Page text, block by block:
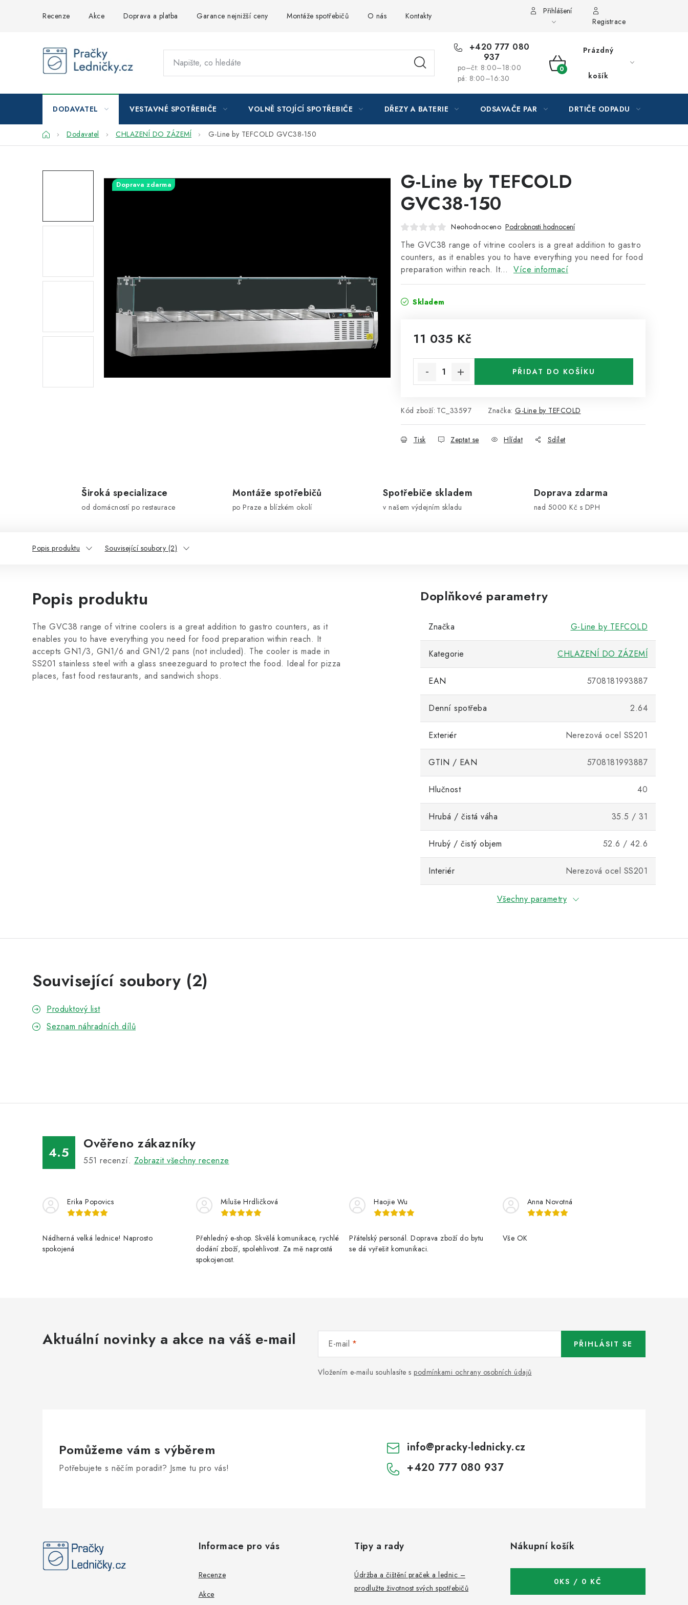
Recenze Akce Doprava a platba Garance nejnižší ceny Montáže spotřebičů O nás Kontakty
Přihlášení
Registrace
+420 777 080
937
po–čt: 8:00–18:00
pá: 8:00–16:30
NÁKUPNÍ
Prázdný
košík
DODAVATEL VESTAVNÉ SPOTŘEBIČE VOLNĚ STOJÍCÍ SPOTŘEBIČE DŘEZY A BATERIE ODSAVAČE PAR DRTIČE ODPADU
DomůDodavatel CHLAZENÍ DO ZÁZEMÍ G-Line by TEFCOLD GVC38-150
G-Line by TEFCOLD
GVC38-150
Neohodnoceno Podrobnosti hodnocení
The GVC38 range of vitrine coolers is a great addition to gastro
counters, as it enables you to have everything you need for food
preparation within reach. It… Více informací
Skladem
11 035 Kč
PŘIDAT DO KOŠÍKU
Kód zboží: TC_33597 Značka: G-Line by TEFCOLD
Tisk Zeptat se Hlídat Sdílet
Doprava zdarma
Široká specializace
od domácností po restaurace
Montáže spotřebičů
po Praze a blízkém okolí
Spotřebiče skladem
v našem výdejním skladu
Doprava zdarma
nad 5000 Kč s DPH
Popis produktu Související soubory (2)
Popis produktu
The GVC38 range of vitrine coolers is a great addition to gastro counters, as it
enables you to have everything you need for food preparation within reach. It
accepts GN1/3, GN1/6 and GN1/2 pans (not included). The cooler is made in
SS201 stainless steel with a glass sneezeguard to protect the food. Ideal for pizza
places, fast food restaurants, and sandwich shops.
Doplňkové parametry
Značka G-Line by TEFCOLD
Kategorie CHLAZENÍ DO ZÁZEMÍ
EAN 5708181993887
Denní spotřeba 2.64
Exteriér Nerezová ocel SS201
GTIN / EAN 5708181993887
Hlučnost 40
Hrubá / čistá váha 35.5 / 31
Hrubý / čistý objem 52.6 / 42.6
Interiér Nerezová ocel SS201
Všechny parametry
Související soubory (2)
Produktový list
Seznam náhradních dílů
4.5
Ověřeno zákazníky
551 recenzí. Zobrazit všechny recenze
Erika Popovics
Nádherná velká lednice! Naprosto
spokojená
Miluše Hrdličková
Přehledný e-shop. Skvělá komunikace, rychlé
dodání zboží, spolehlivost. Za mě naprostá
spokojenost.
Haojie Wu
Přátelský personál. Doprava zboží do bytu
se dá vyřešit komunikaci.
Anna Novotná
Vše OK
Aktuální novinky a akce na váš e-mail E-mail
Vložením e-mailu souhlasíte s podmínkami ochrany osobních údajů
PŘIHLÁSIT SE
Pomůžeme vám s výběrem
Potřebujete s něčím poradit? Jsme tu pro vás!
info@pracky-lednicky.cz
+420 777 080 937
Informace pro vás
Recenze
Akce
Tipy a rady
Údržba a čištění praček a lednic –
prodlužte životnost svých spotřebičů
Nákupní košík
0KS / 0 KČ